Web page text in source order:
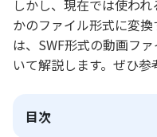
しかし、現在では使わ
かのファイル形式に変
は、SWF形式の動画フ
いて解説します。ぜひ参
目次